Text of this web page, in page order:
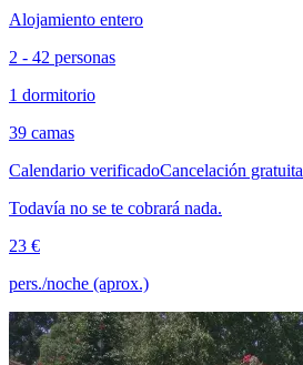
Alojamiento entero
2 - 42 personas
1 dormitorio
39 camas
Calendario verificadoCancelación gratuita
Todavía no se te cobrará nada.
23 €
pers./noche (aprox.)